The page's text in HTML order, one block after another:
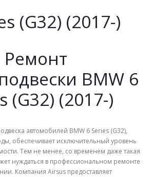
(G32) (2017-)
Ремонт
BMW 6
(G32) (2017-)
автомобилей BMW 6 Series (G32),
обеспечивает исключительный уровень
Тем не менее, со временем даже такая
нуждаться в профессиональном ремонте
Компания Airsus предоставляет